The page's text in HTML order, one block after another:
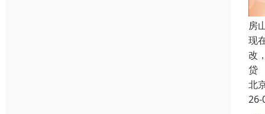
房
现
改
贷
北
26-